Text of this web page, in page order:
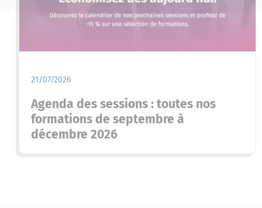
21/07/2026
Agenda des sessions : toutes nos
formations de septembre à
décembre 2026